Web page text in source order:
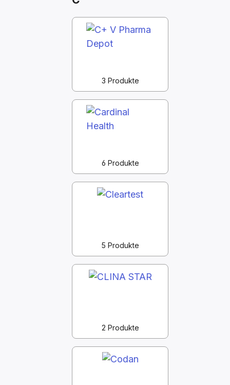
3 Produkte
6 Produkte
5 Produkte
2 Produkte